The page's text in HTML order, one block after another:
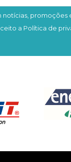
a Política de